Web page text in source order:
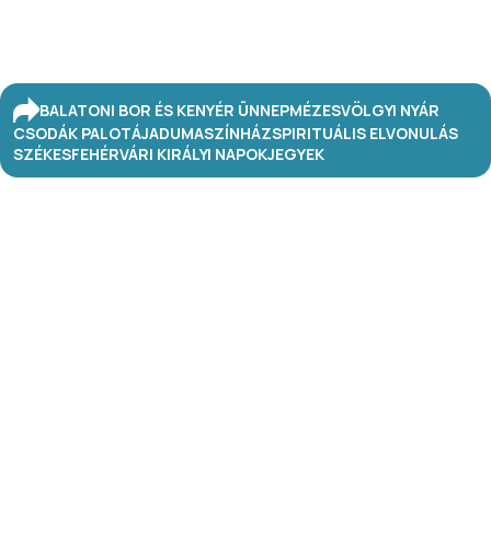
BALATONI BOR ÉS KENYÉR ÜNNEPMÉZESVÖLGYI NYÁR
CSODÁK PALOTÁJADUMASZÍNHÁZSPIRITUÁLIS ELVONULÁS
SZÉKESFEHÉRVÁRI KIRÁLYI NAPOKJEGYEK